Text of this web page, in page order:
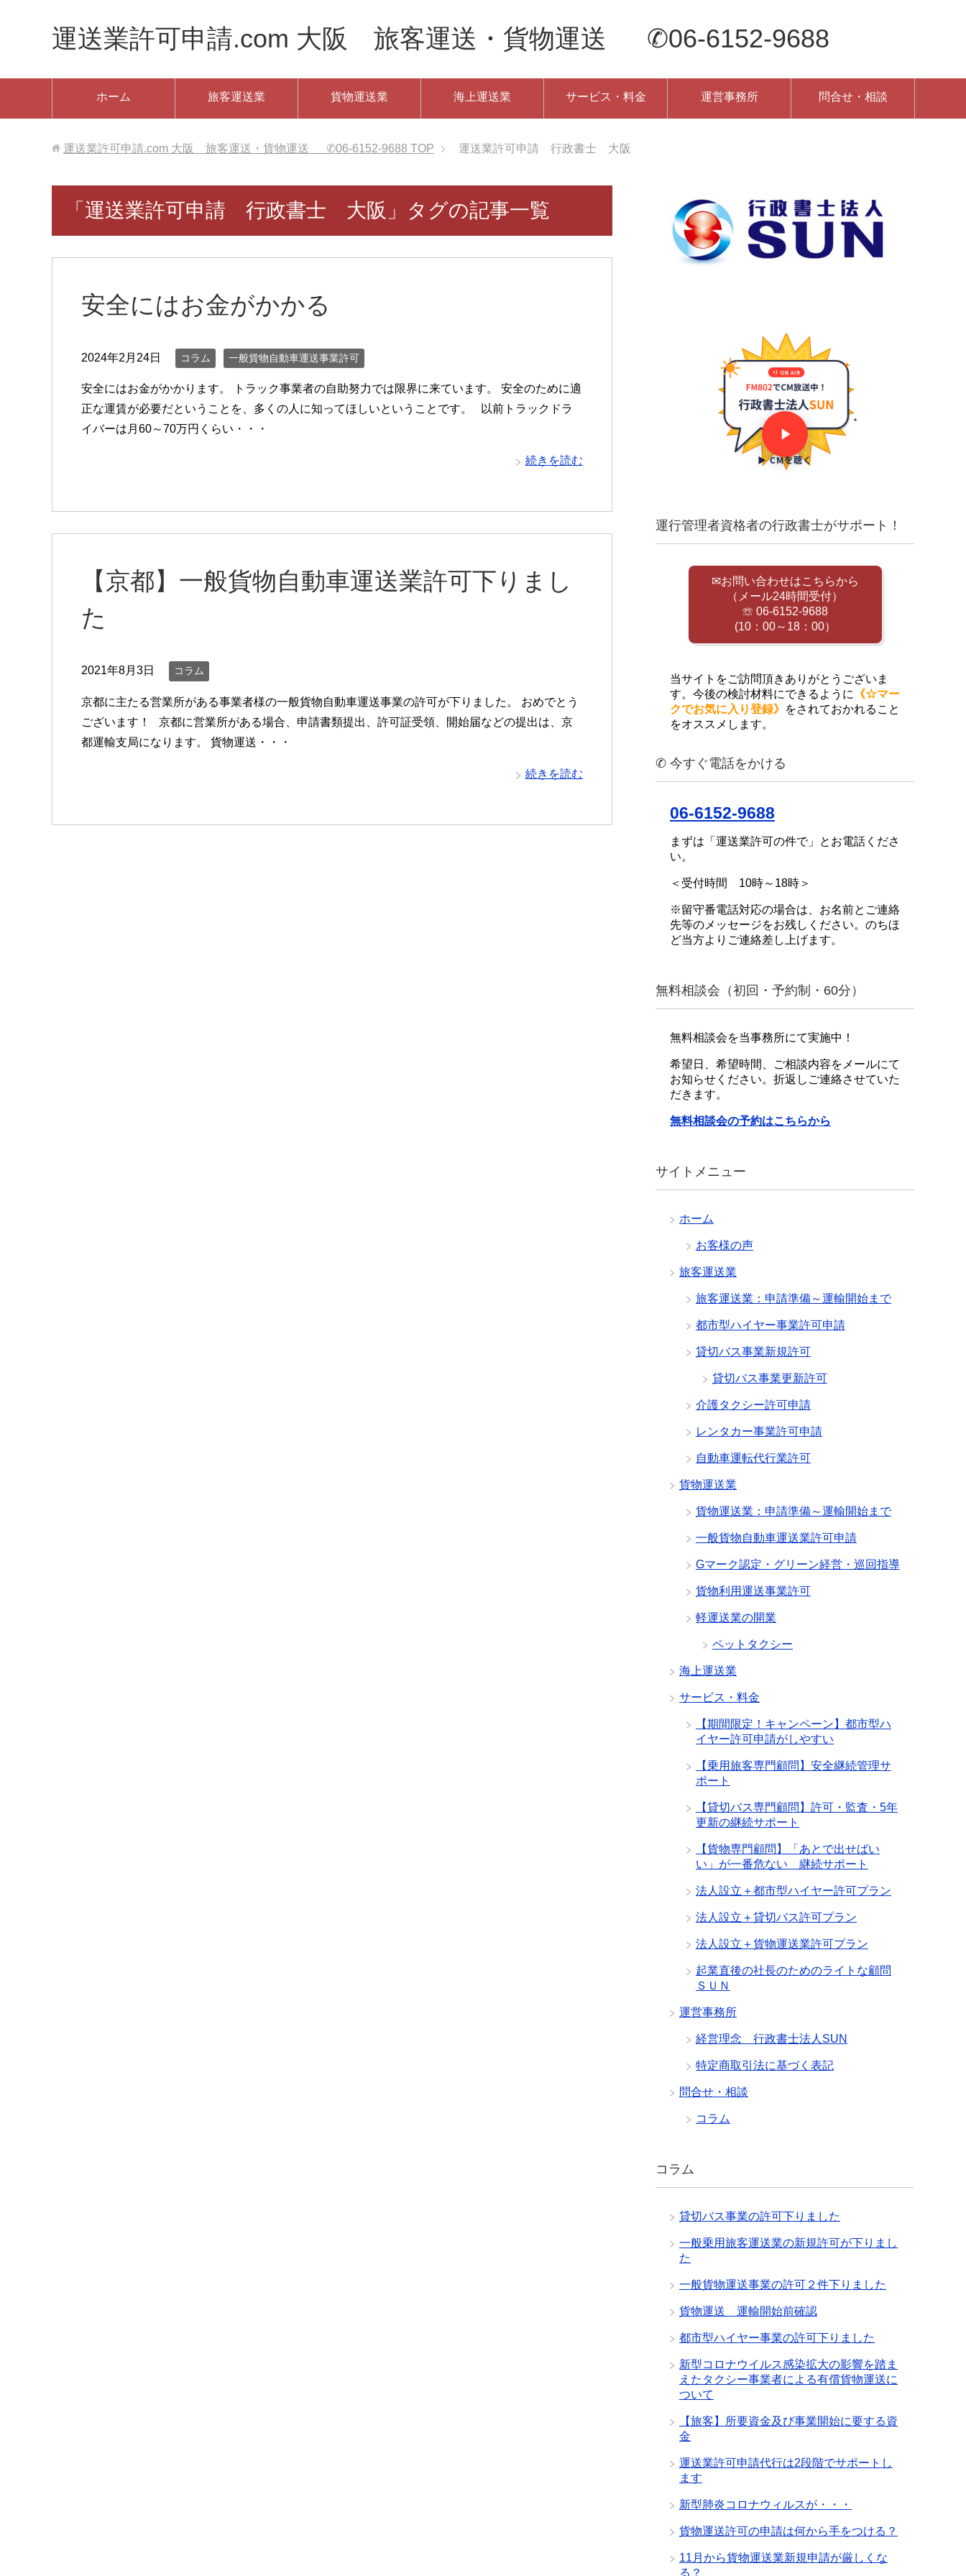
運送業許可申請.com 大阪 旅客運送・貨物運送 ✆06-6152-9688
ホーム 旅客運送業 貨物運送業 海上運送業 サービス・料金 運営事務所 問合せ・相談
運送業許可申請.com 大阪 旅客運送・貨物運送 ✆06-6152-9688 TOP 運送業許可申請 行政書士 大阪
「運送業許可申請 行政書士 大阪」タグの記事一覧
安全にはお金がかかる
2024年2月24日 コラム 一般貨物自動車運送事業許可
安全にはお金がかかります。 トラック事業者の自助努力では限界に来ています。 安全のために適
正な運賃が必要だということを、多くの人に知ってほしいということです。 以前トラックドラ
イバーは月60～70万円くらい・・・
続きを読む
【京都】一般貨物自動車運送業許可下りまし
た
2021年8月3日 コラム
京都に主たる営業所がある事業者様の一般貨物自動車運送事業の許可が下りました。 おめでとう
ございます！ 京都に営業所がある場合、申請書類提出、許可証受領、開始届などの提出は、京
都運輸支局になります。 貨物運送・・・
続きを読む
▶ CMを聴く
運行管理者資格者の行政書士がサポート！
✉お問い合わせはこちらから
（メール24時間受付）
☏ 06-6152-9688
(10：00～18：00）
当サイトをご訪問頂きありがとうございま
す。今後の検討材料にできるように
《☆マー
クでお気に入り登録》 をされておかれること
をオススメします。
✆ 今すぐ電話をかける
06-6152-9688
まずは「運送業許可の件で」とお電話くださ
い。
＜受付時間 10時～18時＞
※留守番電話対応の場合は、お名前とご連絡
先等のメッセージをお残しください。のちほ
ど当方よりご連絡差し上げます。
無料相談会（初回・予約制・60分）
無料相談会を当事務所にて実施中！
希望日、希望時間、ご相談内容をメールにて
お知らせください。折返しご連絡させていた
だきます。
無料相談会の予約はこちらから
サイトメニュー
ホーム
お客様の声
旅客運送業
旅客運送業：申請準備～運輸開始まで
都市型ハイヤー事業許可申請
貸切バス事業新規許可
貸切バス事業更新許可
介護タクシー許可申請
レンタカー事業許可申請
自動車運転代行業許可
貨物運送業
貨物運送業：申請準備～運輸開始まで
一般貨物自動車運送業許可申請
Gマーク認定・グリーン経営・巡回指導
貨物利用運送事業許可
軽運送業の開業
ペットタクシー
海上運送業
サービス・料金
【期間限定！キャンペーン】都市型ハ
イヤー許可申請がしやすい
【乗用旅客専門顧問】安全継続管理サ
ポート
【貸切バス専門顧問】許可・監査・5年
更新の継続サポート
【貨物専門顧問】「あとで出せばい
い」が一番危ない 継続サポート
法人設立＋都市型ハイヤー許可プラン
法人設立＋貸切バス許可プラン
法人設立＋貨物運送業許可プラン
起業直後の社長のためのライトな顧問
ＳＵＮ
運営事務所
経営理念 行政書士法人SUN
特定商取引法に基づく表記
問合せ・相談
コラム
コラム
貸切バス事業の許可下りました
一般乗用旅客運送業の新規許可が下りまし
た
一般貨物運送事業の許可２件下りました
貨物運送 運輸開始前確認
都市型ハイヤー事業の許可下りました
新型コロナウイルス感染拡大の影響を踏ま
えたタクシー事業者による有償貨物運送に
ついて
【旅客】所要資金及び事業開始に要する資
金
運送業許可申請代行は2段階でサポートし
ます
新型肺炎コロナウィルスが・・・
貨物運送許可の申請は何から手をつける？
11月から貨物運送業新規申請が厳しくな
る？